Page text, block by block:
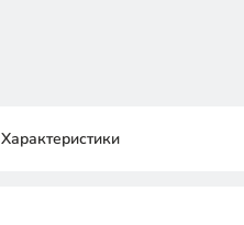
Характеристики